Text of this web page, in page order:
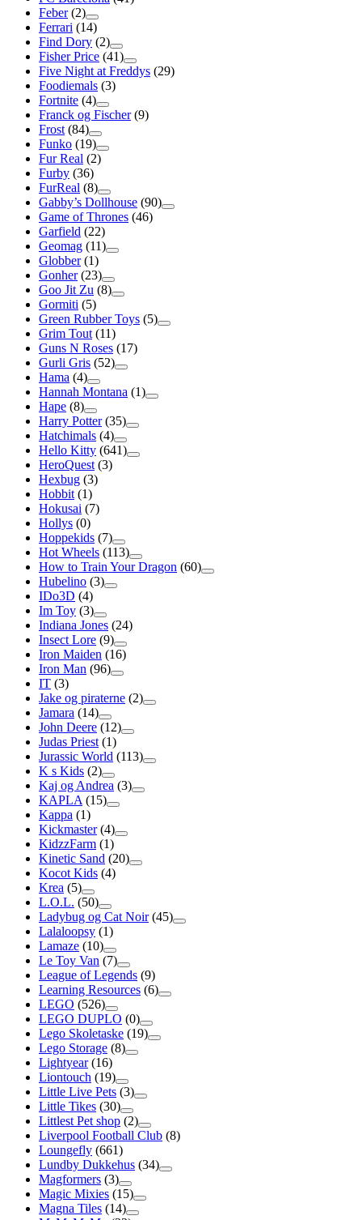
Feber (2)
Ferrari (14)
Find Dory (2)
Fisher Price (41)
Five Night at Freddys (29)
Foodiemals (3)
Fortnite (4)
Franck og Fischer (9)
Frost (84)
Funko (19)
Fur Real (2)
Furby (36)
FurReal (8)
Gabby’s Dollhouse (90)
Game of Thrones (46)
Garfield (22)
Geomag (11)
Globber (1)
Gonher (23)
Goo Jit Zu (8)
Gormiti (5)
Green Rubber Toys (5)
Grim Tout (11)
Guns N Roses (17)
Gurli Gris (52)
Hama (4)
Hannah Montana (1)
Hape (8)
Harry Potter (35)
Hatchimals (4)
Hello Kitty (641)
HeroQuest (3)
Hexbug (3)
Hobbit (1)
Hokusai (7)
Hollys (0)
Hoppekids (7)
Hot Wheels (113)
How to Train Your Dragon (60)
Hubelino (3)
IDo3D (4)
Im Toy (3)
Indiana Jones (24)
Insect Lore (9)
Iron Maiden (16)
Iron Man (96)
IT (3)
Jake og piraterne (2)
Jamara (14)
John Deere (12)
Judas Priest (1)
Jurassic World (113)
K s Kids (2)
Kaj og Andrea (3)
KAPLA (15)
Kappa (1)
Kickmaster (4)
KidzzFarm (1)
Kinetic Sand (20)
Kocot Kids (4)
Krea (5)
L.O.L. (50)
Ladybug og Cat Noir (45)
Lalaloopsy (1)
Lamaze (10)
Le Toy Van (7)
League of Legends (9)
Learning Resources (6)
LEGO (526)
LEGO DUPLO (0)
Lego Skoletaske (19)
Lego Storage (8)
Lightyear (16)
Liontouch (19)
Little Live Pets (3)
Little Tikes (30)
Littlest Pet shop (2)
Liverpool Football Club (8)
Loungefly (661)
Lundby Dukkehus (34)
Magformers (3)
Magic Mixies (15)
Magna Tiles (14)